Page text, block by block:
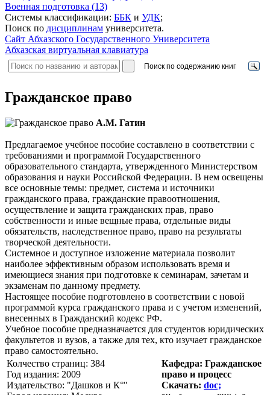
Военная подготовка (13)
Системы классификации: ББК и УДК;
Поиск по дисциплинам университета.
Сайт Абхазского Государственного Университета
Абхазская виртуальная клавиатура
Гражданское право
А.М. Гатин
Предлагаемое учебное пособие составлено в соответствии с
требованиями и программой Государственного
образовательного стандарта, утвержденного Министерством
образования и науки Российской Федерации. В нем освещены
все основные темы: предмет, система и источники
гражданского права, гражданские правоотношения,
осуществление и защита гражданских прав, право
собственности и иные вещные права, отдельные виды
обязательств, наследственное право, право на результаты
творческой деятельности.
Системное и доступное изложение материала позволит
наиболее эффективным образом использовать время и
имеющиеся знания при подготовке к семинарам, зачетам и
экзаменам по данному предмету.
Настоящее пособие подготовлено в соответствии с новой
программой курса гражданского права и с учетом изменений,
внесенных в Гражданский кодекс РФ.
Учебное пособие предназначается для студентов юридических
факультетов и вузов, а также для тех, кто изучает гражданское
право самостоятельно.
Колчество страниц: 384
Год издания: 2009
Издательство: "Дашков и К°"
Кафедра: Гражданское
право и процесс
Скачать: doc;